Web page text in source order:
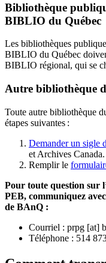
Bibliothèque
BIBLIO du Québec
Les bibliothèques
BIBLIO du Québec
BIBLIO régional, qui se
Autre bibliothèque
Toute autre bibliothèque
étapes suivantes :
Demander un sigle
et Archives Canada.
Remplir le f
Pour toute question sur
PEB, communiquez
de BAnQ :
Courriel : prpg [at]
Téléphone : 514